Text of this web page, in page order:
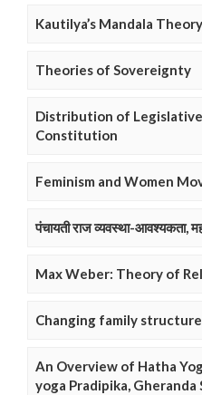
Kautilya’s Mandala Theory
Theories of Sovereignty
Distribution of
Constitution
Feminism and Women
पंचायती राज व्यवस्था-आवश्यकता,
Max Weber: Theory of
Changing family
An Overview of Hatha
yoga Pradipika, Gheranda